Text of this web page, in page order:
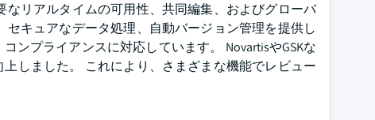
リアルタイムの可用性、共同編集、およびグローバ
キュアなデータ処理、自動バージョン管理を提供し
ンプライアンスに対応しています。 NovartisやGSKな
しました。 これにより、さまざまな機能でレビュー